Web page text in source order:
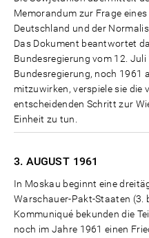
Memorandum zur Frage
Deutschland und der
Das Dokument beantwortet
Bundesregierung vom 12. Juli
Bundesregierung, noch 1961
mitzuwirken, verspiele sie die
entscheidenden Schritt zur
Einheit zu tun.
3. AUGUST 1961
In Moskau beginnt eine
Warschauer-Pakt-Staaten (3.
Kommuniqué bekunden die
noch im Jahre 1961 einen